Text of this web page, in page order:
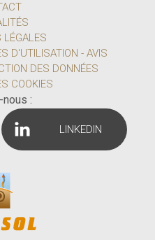
LÉGALES
D'UTILISATION - AVIS
DES DONNÉES
COOKIES
:
LINKEDIN